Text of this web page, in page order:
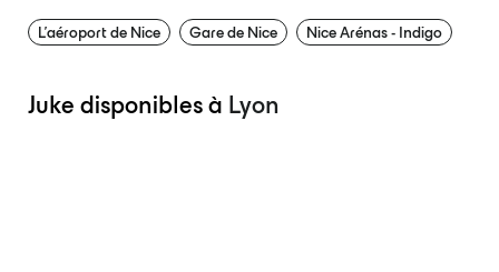
L’aéroport de Nice Gare de Nice Nice Arénas - Indigo
Juke disponibles à Lyon